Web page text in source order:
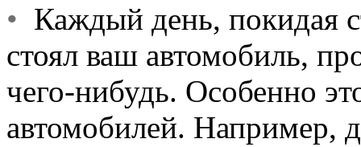
• Каждый день, покидая
стоял ваш автомобиль,
чего-нибудь. Особенно
автомобилей. Например,